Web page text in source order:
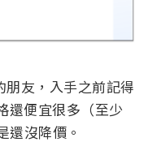
朋友，入手之前記得
還便宜很多（至少
還沒降價。